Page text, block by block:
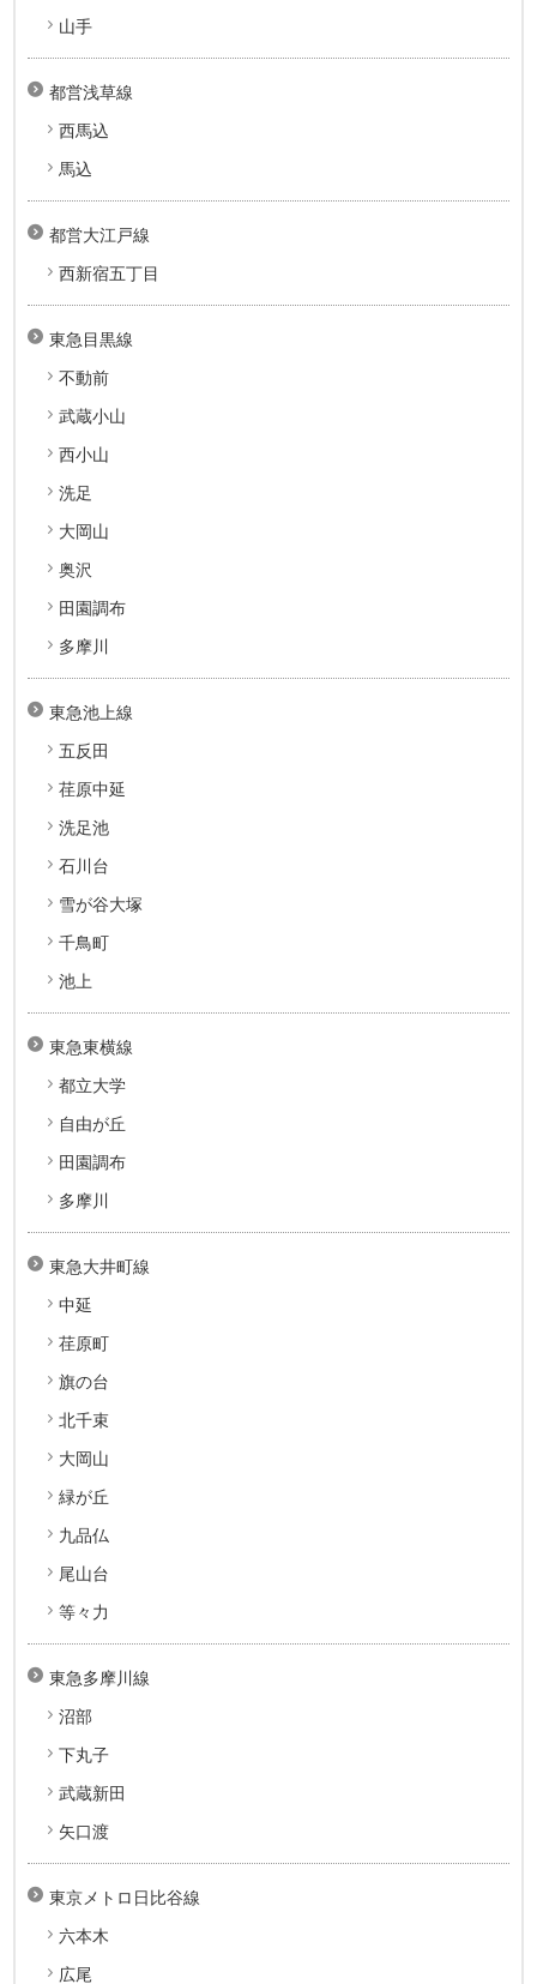
山手
都営浅草線
西馬込
馬込
都営大江戸線
西新宿五丁目
東急目黒線
不動前
武蔵小山
西小山
洗足
大岡山
奥沢
田園調布
多摩川
東急池上線
五反田
荏原中延
洗足池
石川台
雪が谷大塚
千鳥町
池上
東急東横線
都立大学
自由が丘
田園調布
多摩川
東急大井町線
中延
荏原町
旗の台
北千束
大岡山
緑が丘
九品仏
尾山台
等々力
東急多摩川線
沼部
下丸子
武蔵新田
矢口渡
東京メトロ日比谷線
六本木
広尾